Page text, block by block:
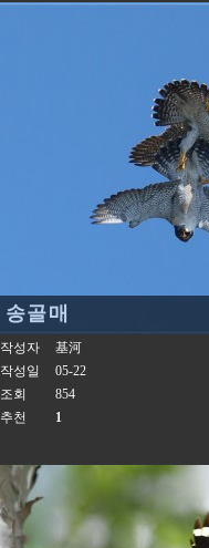
송골매
작성자
基河
작성일
05-22
조회
854
추천
1